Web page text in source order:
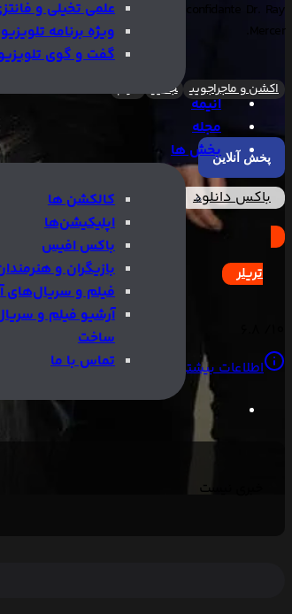
علمی تخیلی و
ویژه برنامه
گفت و گوی
انیمه
مجله
بخش ها
کالکشن ها
اپلیکیشن‌ها
باکس افیس
بازیگران و
فیلم و سریال‌های
آرشیو فیلم و
ساخت
تماس با ما
with his long time mentor and confidante Dr. Ray
Mercer.
اکشن و ماجراجویی جنایی درام
پخش آنلاین
باکس دانلود
تریلر
اطلاعات بیشتر
بازیگران کالکشن‌ها
خبری نیست